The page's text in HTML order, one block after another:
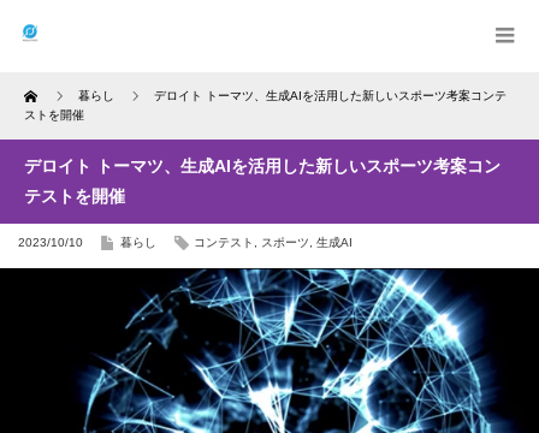
Home 暮らし
デロイト トーマツ、生成AIを活用した新しいスポーツ考案コンテ
ストを開催
デロイト トーマツ、生成AIを活用した新しいスポーツ考案コン
テストを開催
2023/10/10 暮らし コンテスト スポーツ 生成AI